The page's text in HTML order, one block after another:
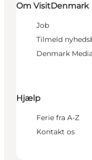
Om VisitDenmark
Job
Tilmeld
Denmark
Hjælp
Ferie fra A-Z
Kontakt os